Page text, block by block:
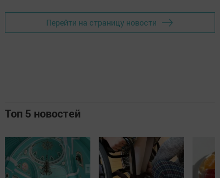
Перейти на страницу новости
Топ 5 новостей